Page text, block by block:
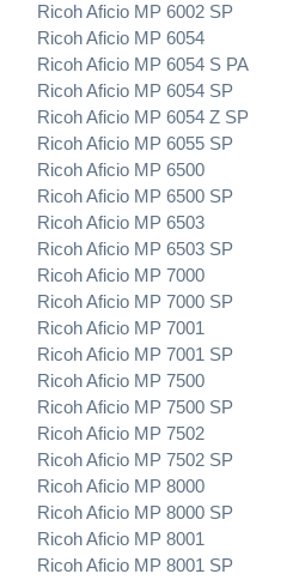
Ricoh Aficio MP 6002 SP
Ricoh Aficio MP 6054
Ricoh Aficio MP 6054 S PA
Ricoh Aficio MP 6054 SP
Ricoh Aficio MP 6054 Z SP
Ricoh Aficio MP 6055 SP
Ricoh Aficio MP 6500
Ricoh Aficio MP 6500 SP
Ricoh Aficio MP 6503
Ricoh Aficio MP 6503 SP
Ricoh Aficio MP 7000
Ricoh Aficio MP 7000 SP
Ricoh Aficio MP 7001
Ricoh Aficio MP 7001 SP
Ricoh Aficio MP 7500
Ricoh Aficio MP 7500 SP
Ricoh Aficio MP 7502
Ricoh Aficio MP 7502 SP
Ricoh Aficio MP 8000
Ricoh Aficio MP 8000 SP
Ricoh Aficio MP 8001
Ricoh Aficio MP 8001 SP